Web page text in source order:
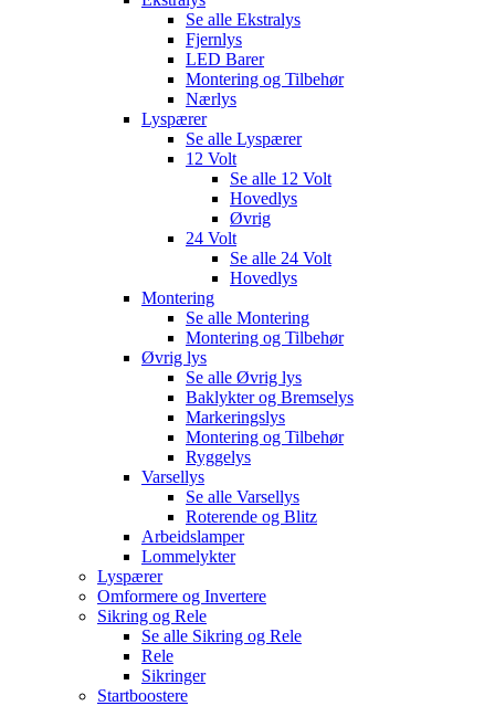
Se alle Ekstralys
Fjernlys
LED Barer
Montering og Tilbehør
Nærlys
Lyspærer
Se alle Lyspærer
12 Volt
Se alle 12 Volt
Hovedlys
Øvrig
24 Volt
Se alle 24 Volt
Hovedlys
Montering
Se alle Montering
Montering og Tilbehør
Øvrig lys
Se alle Øvrig lys
Baklykter og Bremselys
Markeringslys
Montering og Tilbehør
Ryggelys
Varsellys
Se alle Varsellys
Roterende og Blitz
Arbeidslamper
Lommelykter
Lyspærer
Omformere og Invertere
Sikring og Rele
Se alle Sikring og Rele
Rele
Sikringer
Startboostere